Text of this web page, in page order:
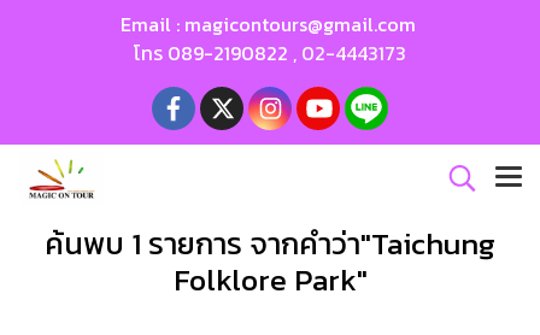
Email : magicontours@gmail.com
โทร 089-2190822 , 02-4443173
ค้นพบ 1 รายการ จากคำว่า"Taichung
Folklore Park"